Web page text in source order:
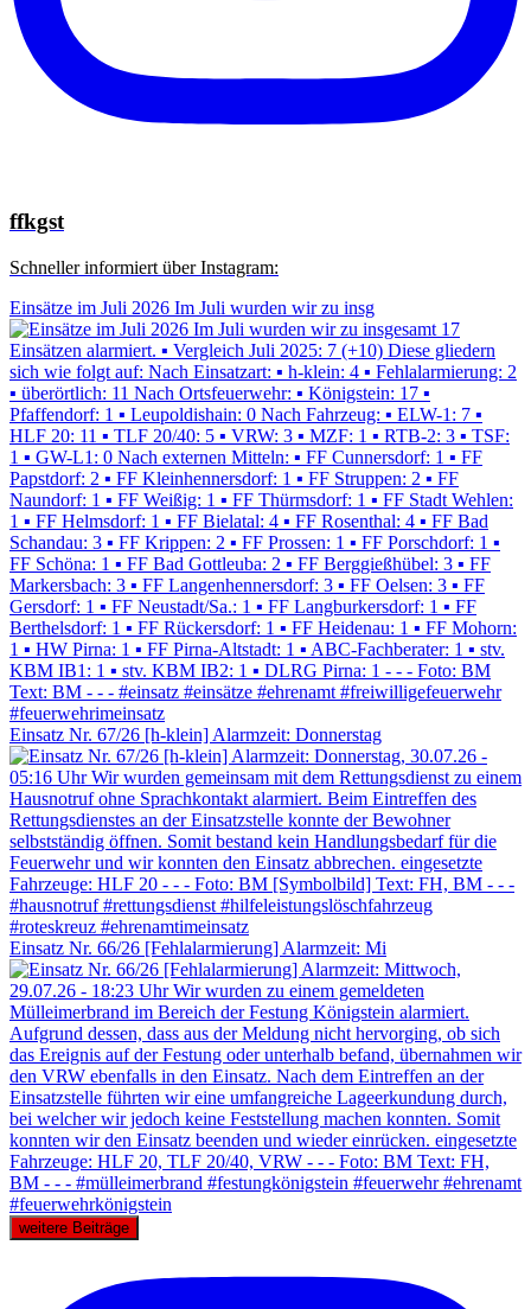
ffkgst
Schneller informiert über Instagram:
Einsätze im Juli 2026 Im Juli wurden wir zu insg
Einsatz Nr. 67/26 [h-klein] Alarmzeit: Donnerstag
Einsatz Nr. 66/26 [Fehlalarmierung] Alarmzeit: Mi
weitere Beiträge